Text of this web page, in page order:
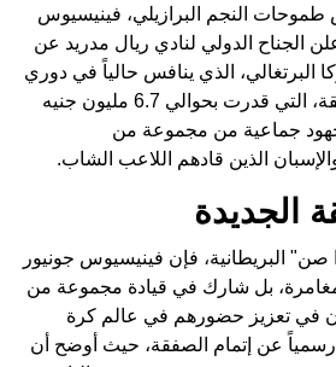
النجم البرازيلي، فينيسيوس
الجناح الدولي لنادي ريال مدريد عن
البرتغالي، الذي ينافس حالياً في دوري
الدرجة الثانية. هذه الصفقة، التي قدرت بحوالي 6.7 مليون جنيه
جهود جماعية من مجموعة من
والإسبان الذين قادهم اللاعب الشاب.
الجديدة
صن" البريطانية، فإن فينيسيوس جونيور
بل شارك في قيادة مجموعة من
في تعزيز حضورهم في عالم كرة
رسمياً عن إتمام الصفقة، حيث أوضح أن